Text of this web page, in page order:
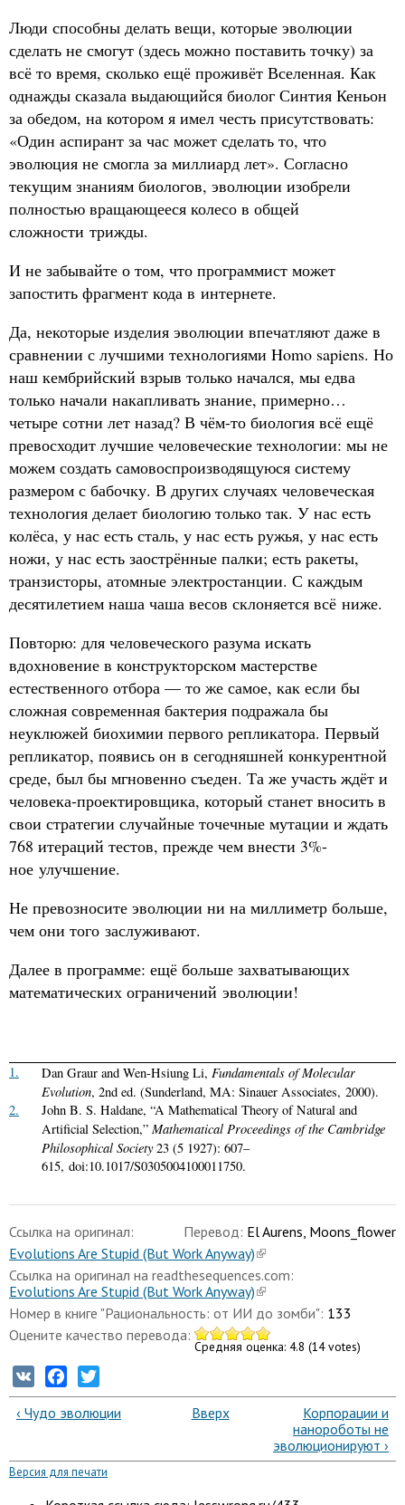
Люди способны делать вещи, которые эволюции
сделать не смогут (здесь можно поставить точку) за
всё то время, сколько ещё проживёт Вселенная. Как
однажды сказала выдающийся биолог Синтия Кеньон
за обедом, на котором я имел честь присутствовать:
«Один аспирант за час может сделать то, что
эволюция не смогла за миллиард лет». Согласно
текущим знаниям биологов, эволюции изобрели
полностью вращающееся колесо в общей
сложности трижды.
И не забывайте о том, что программист может
запостить фрагмент кода в интернете.
Да, некоторые изделия эволюции впечатляют даже в
сравнении с лучшими технологиями Homo sapiens. Но
наш кембрийский взрыв только начался, мы едва
только начали накапливать знание, примерно…
четыре сотни лет назад? В чём-то биология всё ещё
превосходит лучшие человеческие технологии: мы не
можем создать самовоспроизводящуюся систему
размером с бабочку. В других случаях человеческая
технология делает биологию только так. У нас есть
колёса, у нас есть сталь, у нас есть ружья, у нас есть
ножи, у нас есть заострённые палки; есть ракеты,
транзисторы, атомные электростанции. С каждым
десятилетием наша чаша весов склоняется всё ниже.
Повторю: для человеческого разума искать
вдохновение в конструкторском мастерстве
естественного отбора — то же самое, как если бы
сложная современная бактерия подражала бы
неуклюжей биохимии первого репликатора. Первый
репликатор, появись он в сегодняшней конкурентной
среде, был бы мгновенно съеден. Та же участь ждёт и
человека-проектировщика, который станет вносить в
свои стратегии случайные точечные мутации и ждать
768 итераций тестов, прежде чем внести 3%-
ное улучшение.
Не превозносите эволюции ни на миллиметр больше,
чем они того заслуживают.
Далее в программе: ещё больше захватывающих
математических ограничений эволюции!
1. Dan Graur and Wen-Hsiung Li, Fundamentals of Molecular
Evolution, 2nd ed. (Sunderland, MA: Sinauer Associates, 2000).
2.
John B. S. Haldane, “A Mathematical Theory of Natural and
Artificial Selection,” Mathematical Proceedings of the Cambridge
Philosophical Society23 (5 1927): 607–
615, doi:10.1017/S0305004100011750.
Перевод: El Aurens, Moons_flower
Ссылка на оригинал:
Evolutions Are Stupid (But Work Anyway)
Ссылка на оригинал на readthesequences.com:
Evolutions Are Stupid (But Work Anyway)
Номер в книге "Рациональность: от ИИ до зомби": 133
Оцените качество перевода:
Средняя оценка: 4.8 (14votes)
VK Facebook
‹ Чудо эволюции Вверх
Корпорации и
нанороботы не
эволюционируют ›
Версия для печати